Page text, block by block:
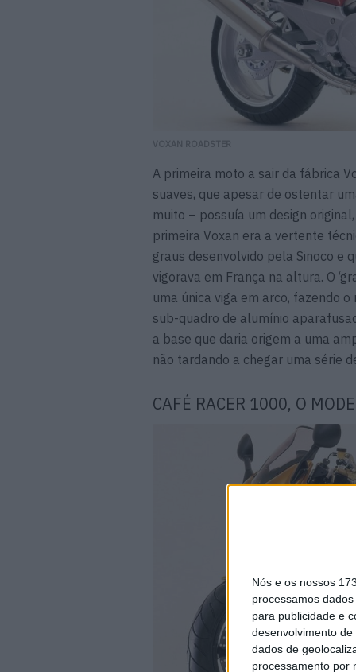
Nós e os nossos
processamos
para publicidade e
desenvolvimento de
dados de
processamento por
VOXAN ROADSTER
A primeira moto a sair da fábrica
suaves, que apesar de ostentar
muito – possuía um design
primeira Voxan era a vertente
graus desenvolvido pela Sinoco e
vigorava em França na altura. O
uma única viga em arco, fazendo
sub-quadro de alumínio
a base que daria origem a uma
não tardando a chegar uma série
CAFÉ RACER 1000, O